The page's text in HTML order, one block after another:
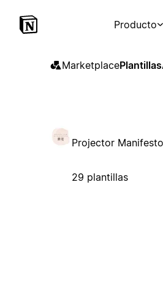
Producto
MarketplacePlantillas
Projector
29 plantillas